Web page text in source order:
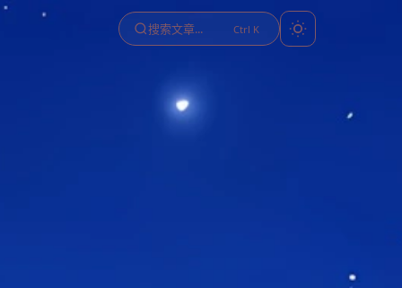
搜索文章... Ctrl K